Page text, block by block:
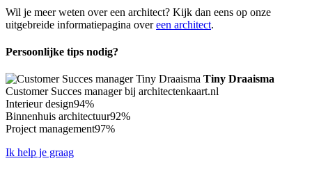
Wil je meer weten over een architect? Kijk dan eens op onze
uitgebreide informatiepagina overeen architect.
Persoonlijke tips nodig?
Tiny Draaisma
Customer Succes manager bij architectenkaart.nl
Interieur design94%
Binnenhuis architectuur92%
Project management97%
Ik help je graag